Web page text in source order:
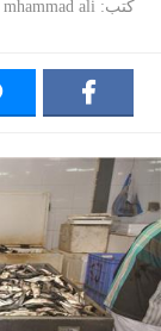
كتب mhammad ali